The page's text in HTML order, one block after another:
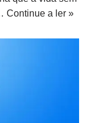
Continue a ler »